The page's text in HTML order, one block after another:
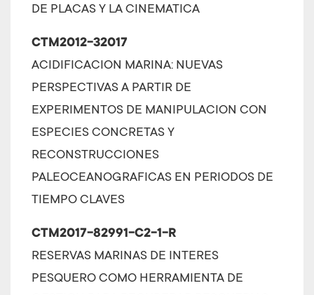
DE PLACAS Y LA CINEMATICA
CTM2012-32017
ACIDIFICACION MARINA: NUEVAS
PERSPECTIVAS A PARTIR DE
EXPERIMENTOS DE MANIPULACION CON
ESPECIES CONCRETAS Y
RECONSTRUCCIONES
PALEOCEANOGRAFICAS EN PERIODOS DE
TIEMPO CLAVES
CTM2017-82991-C2-1-R
RESERVAS MARINAS DE INTERES
PESQUERO COMO HERRAMIENTA DE